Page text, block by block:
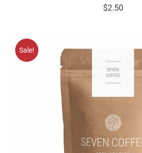
$2.50
Sale!